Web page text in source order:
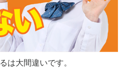
は大間違いです。